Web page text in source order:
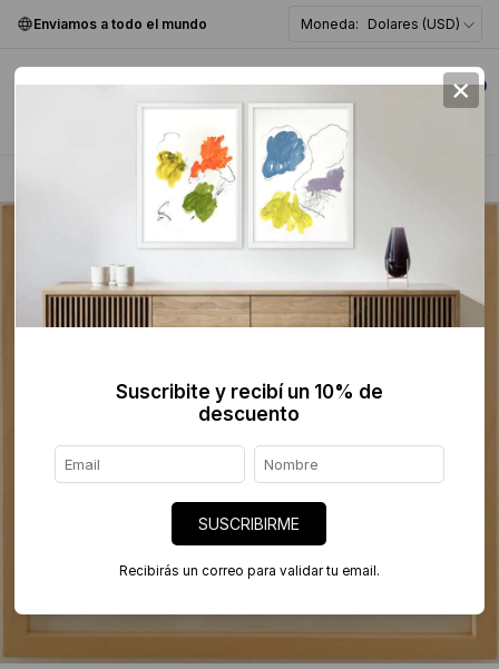
Enviamos a todo el mundo Moneda: Dolares (USD)
0
×
Suscribite y recibí un 10% de
descuento
SUSCRIBIRME
Recibirás un correo para validar tu email.